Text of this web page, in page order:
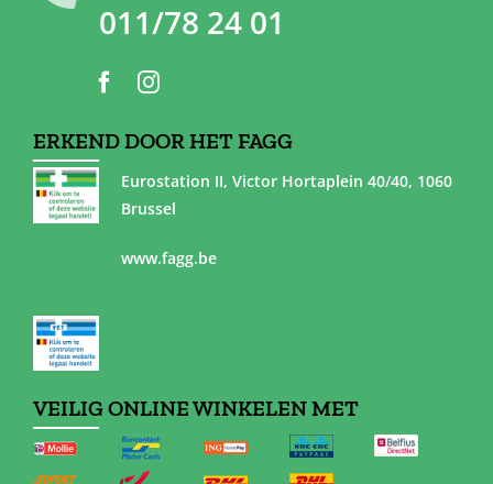
011/78 24 01
ERKEND DOOR HET FAGG
Eurostation II, Victor Hortaplein 40/40, 1060
Brussel
www.fagg.be
VEILIG ONLINE WINKELEN MET